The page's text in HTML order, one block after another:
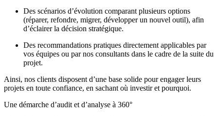
Des scénarios d’évolution comparant plusieurs options
(réparer, refondre, migrer, développer un nouvel outil), afin
d’éclairer la décision stratégique.
Des recommandations pratiques directement applicables par
vos équipes ou par nos consultants dans le cadre de la suite du
projet.
Ainsi, nos clients disposent d’une base solide pour engager leurs
projets en toute confiance, en sachant où investir et pourquoi.
Une démarche d’audit et d’analyse à 360°